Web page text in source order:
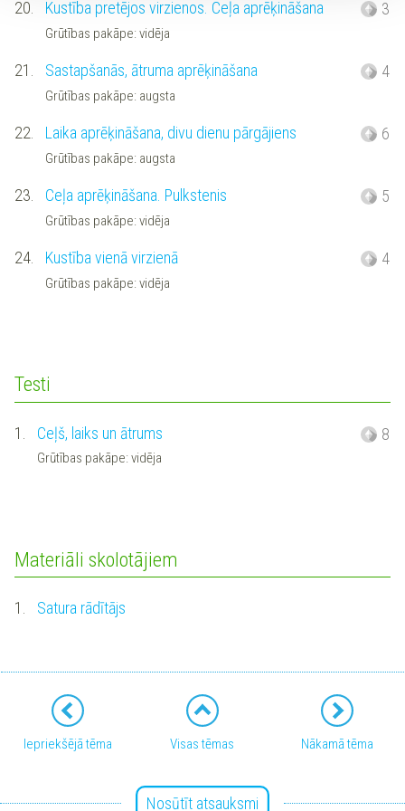
20. Kustība pretējos virzienos. Ceļa aprēķināšana
Grūtības pakāpe: vidēja
3
21. Sastapšanās, ātruma aprēķināšana
Grūtības pakāpe: augsta
4
22. Laika aprēķināšana, divu dienu pārgājiens
Grūtības pakāpe: augsta
6
23. Ceļa aprēķināšana. Pulkstenis
Grūtības pakāpe: vidēja
5
24. Kustība vienā virzienā
Grūtības pakāpe: vidēja
4
Testi
1. Ceļš, laiks un ātrums
Grūtības pakāpe: vidēja
8
Materiāli skolotājiem
1. Satura rādītājs
Iepriekšējā tēma Visas tēmas Nākamā tēma
Nosūtīt atsauksmi